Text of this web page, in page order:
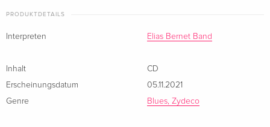
PRODUKTDETAILS
Interpreten Elias Bernet Band
Inhalt
CD
Erscheinungsdatum
05.11.2021
Genre
Blues, Zydeco